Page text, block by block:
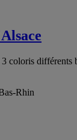
coloris
Rhin